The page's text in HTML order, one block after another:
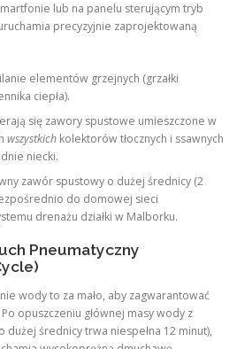
lub na panelu sterującym tryb
precyzyjnie zaprojektowaną
elementów grzejnych (grzałki
ciepła).
się zawory spustowe umieszczone w
wszystkichkolektorów tłocznych i ssawnych
niecki.
zawór spustowy o dużej średnicy (2
do domowej sieci
drenażu działki w Malborku.
Pneumatyczny
wody to za mało, aby zagwarantować
opuszczeniu głównej masy wody z
dużej średnicy trwa niespełna 12 minut),